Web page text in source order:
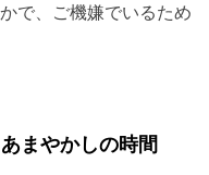
で、ご機嫌でいるため
まやかしの時間